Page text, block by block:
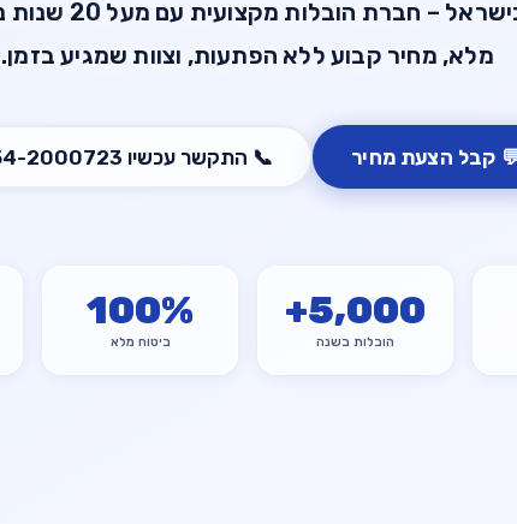
מובילים בישראל –
מלא, מחיר קבוע ללא הפתעות, וצוות שמגיע בזמן.
קבל הצעת מחיר 📞 התקשר עכשיו 2000723
5,000
+
הובלות בשנה
100%
ביטוח מלא